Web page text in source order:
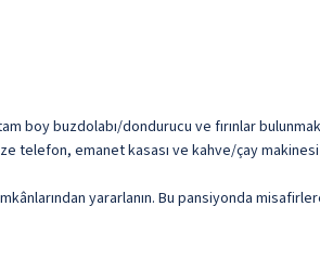
boy buzdolabı/dondurucu ve fırınlar
telefon, emanet kasası ve kahve/çay
yararlanın. Bu pansiyonda